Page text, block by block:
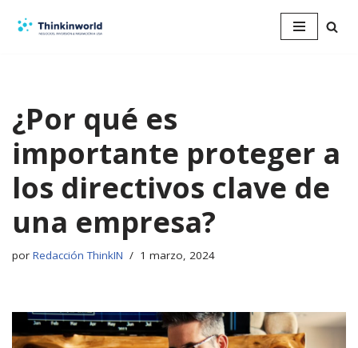
¿Por qué es
importante proteger a
los directivos clave de
una empresa?
por Redacción ThinkIN 1 marzo, 2024